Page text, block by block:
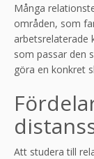
Många
områden, som
arbetsrelaterade
som passar den
göra en konkret
Att studera till